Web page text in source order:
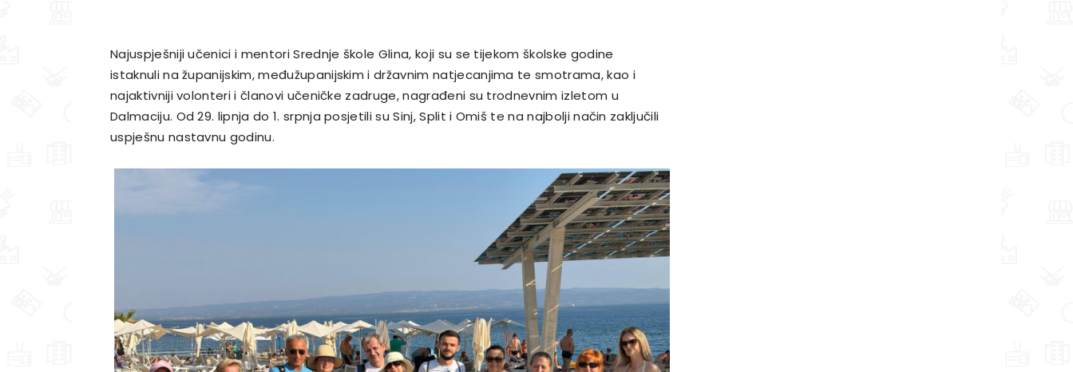
Najuspješniji učenici i mentori Srednje škole Glina, koji su se tijekom školske godine
istaknuli na županijskim, međužupanijskim i državnim natjecanjima te smotrama, kao i
najaktivniji volonteri i članovi učeničke zadruge, nagrađeni su trodnevnim izletom u
Dalmaciju. Od 29. lipnja do 1. srpnja posjetili su Sinj, Split i Omiš te na najbolji način zaključili
uspješnu nastavnu godinu.